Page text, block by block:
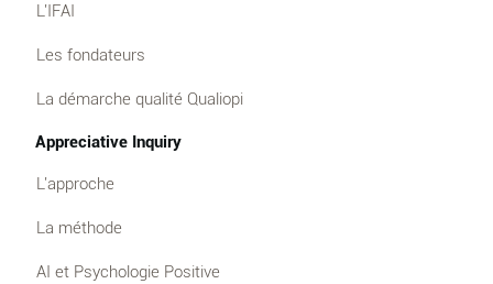
L'IFAI
Les fondateurs
La démarche qualité Qualiopi
Appreciative Inquiry
L'approche
La méthode
AI et Psychologie Positive